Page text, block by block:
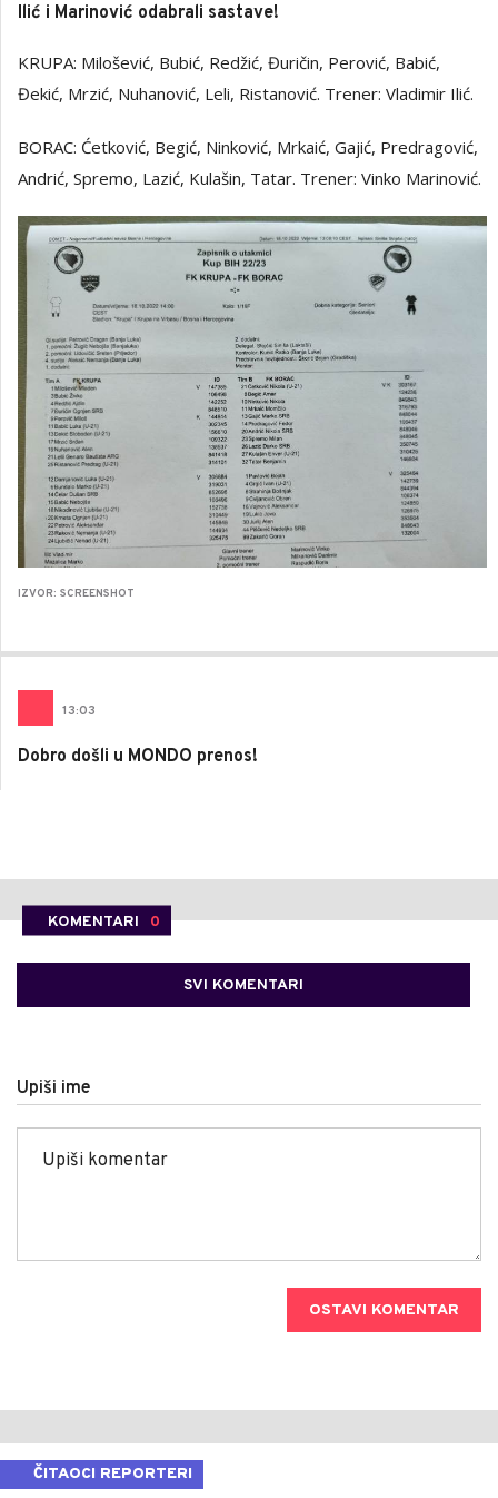
Ilić i Marinović odabrali sastave!
KRUPA: Milošević, Bubić, Redžić, Đuričin, Perović, Babić,
Đekić, Mrzić, Nuhanović, Leli, Ristanović. Trener: Vladimir Ilić.
BORAC: Ćetković, Begić, Ninković, Mrkaić, Gajić, Predragović,
Andrić, Spremo, Lazić, Kulašin, Tatar. Trener: Vinko Marinović.
IZVOR: SCREENSHOT
13:03
Dobro došli u MONDO prenos!
KOMENTARI 0
SVI KOMENTARI
Upiši ime
OSTAVI KOMENTAR
ČITAOCI REPORTERI